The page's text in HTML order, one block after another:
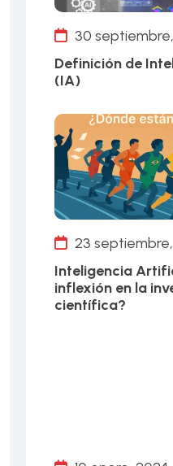
30
Definición de
(IA)
23
Inteligencia
inflexión en la
científica?